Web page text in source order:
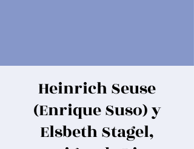
Heinrich Seuse
(Enrique Suso) y
Elsbeth Stagel,